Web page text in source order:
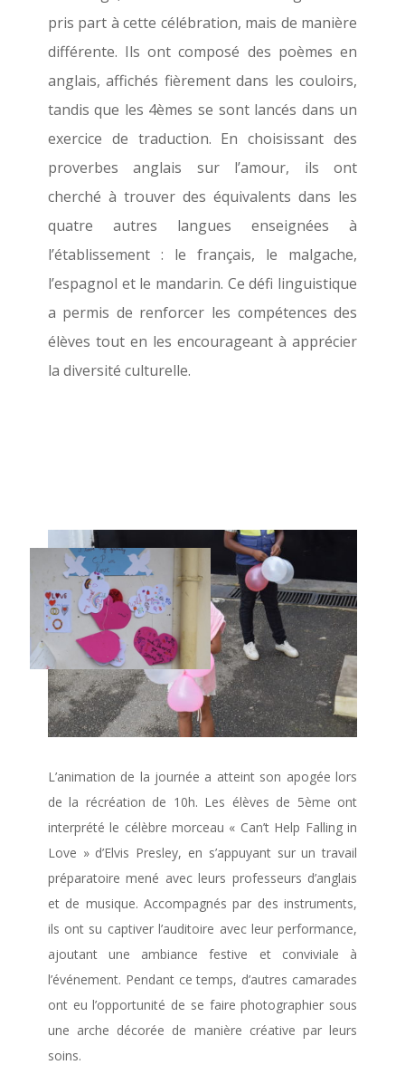
pris part à cette célébration, mais de manière
différente. Ils ont composé des poèmes en
anglais, affichés fièrement dans les couloirs,
tandis que les 4èmes se sont lancés dans un
exercice de traduction. En choisissant des
proverbes anglais sur l’amour, ils ont
cherché à trouver des équivalents dans les
quatre autres langues enseignées à
l’établissement : le français, le malgache,
l’espagnol et le mandarin. Ce défi linguistique
a permis de renforcer les compétences des
élèves tout en les encourageant à apprécier
la diversité culturelle.
L’animation de la journée a atteint son apogée lors
de la récréation de 10h. Les élèves de 5ème ont
interprété le célèbre morceau « Can’t Help Falling in
Love » d’Elvis Presley, en s’appuyant sur un travail
préparatoire mené avec leurs professeurs d’anglais
et de musique. Accompagnés par des instruments,
ils ont su captiver l’auditoire avec leur performance,
ajoutant une ambiance festive et conviviale à
l’événement. Pendant ce temps, d’autres camarades
ont eu l’opportunité de se faire photographier sous
une arche décorée de manière créative par leurs
soins.